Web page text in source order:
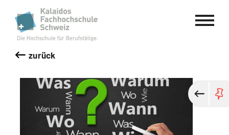
Kalaidos Fachhochschule Schweiz
zurück